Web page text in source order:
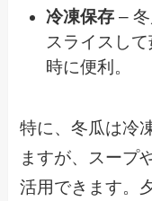
冷凍保存– 冬
スライスし
時に便利。
特に、冬瓜は冷
ますが、スープ
活用できます。